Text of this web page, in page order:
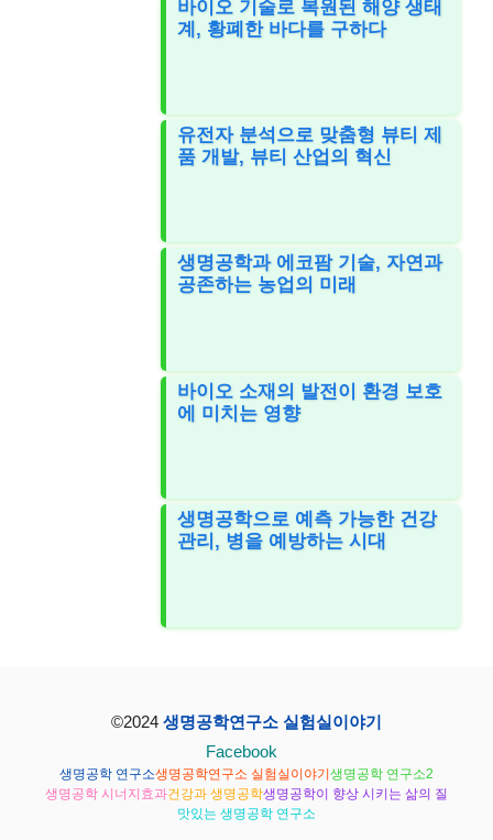
바이오 기술로 복원된 해양 생태
계, 황폐한 바다를 구하다
유전자 분석으로 맞춤형 뷰티 제
품 개발, 뷰티 산업의 혁신
생명공학과 에코팜 기술, 자연과
공존하는 농업의 미래
바이오 소재의 발전이 환경 보호
에 미치는 영향
생명공학으로 예측 가능한 건강
관리, 병을 예방하는 시대
©2024 생명공학연구소 실험실이야기
Facebook
생명공학 연구소생명공학연구소 실험실이야기생명공학 연구소2
생명공학 시너지효과건강과 생명공학생명공학이 향상 시키는 삶의 질
맛있는 생명공학 연구소